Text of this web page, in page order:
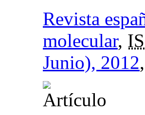
Revista
molecular,
Junio), 2012,